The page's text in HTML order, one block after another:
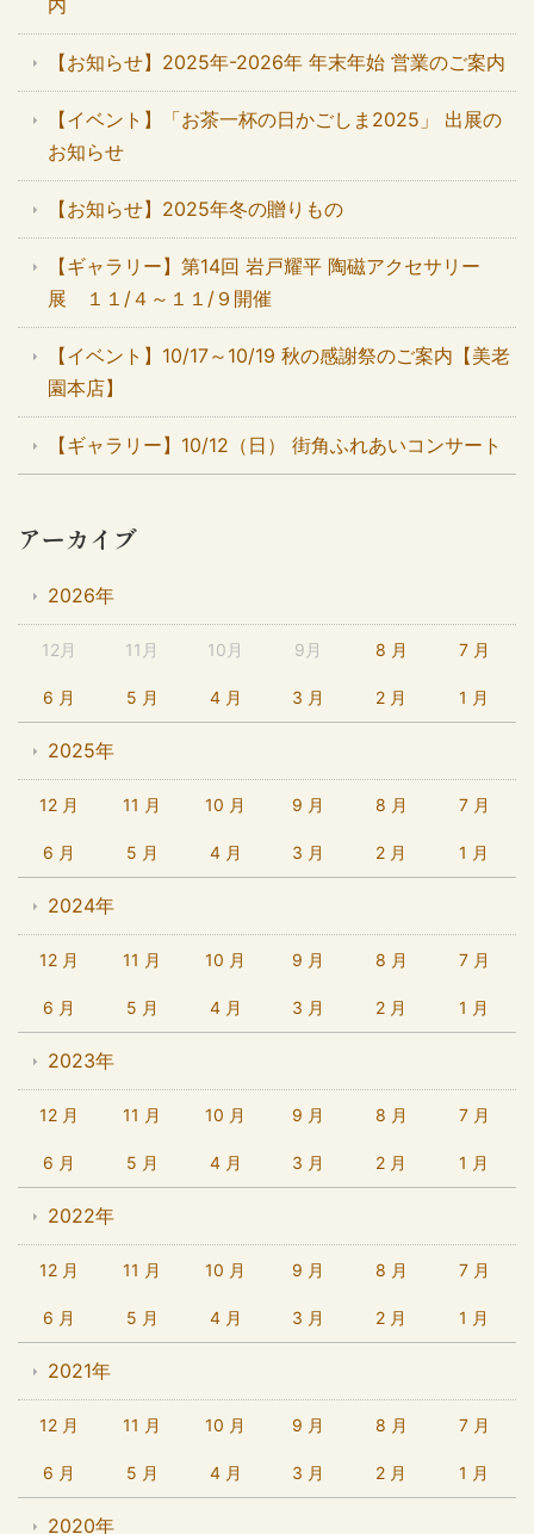
内
【お知らせ】2025年-2026年 年末年始 営業のご案内
【イベント】「お茶一杯の日かごしま2025」 出展の
お知らせ
【お知らせ】2025年冬の贈りもの
【ギャラリー】第14回 岩戸耀平 陶磁アクセサリー
展 １１/４～１１/９開催
【イベント】10/17～10/19 秋の感謝祭のご案内【美老
園本店】
【ギャラリー】10/12（日） 街角ふれあいコンサート
アーカイブ
2026年
12月 11月 10月 9月 8 月 7 月
6 月 5 月 4 月 3 月 2 月 1 月
2025年
12 月 11 月 10 月 9 月 8 月 7 月
6 月 5 月 4 月 3 月 2 月 1 月
2024年
12 月 11 月 10 月 9 月 8 月 7 月
6 月 5 月 4 月 3 月 2 月 1 月
2023年
12 月 11 月 10 月 9 月 8 月 7 月
6 月 5 月 4 月 3 月 2 月 1 月
2022年
12 月 11 月 10 月 9 月 8 月 7 月
6 月 5 月 4 月 3 月 2 月 1 月
2021年
12 月 11 月 10 月 9 月 8 月 7 月
6 月 5 月 4 月 3 月 2 月 1 月
2020年